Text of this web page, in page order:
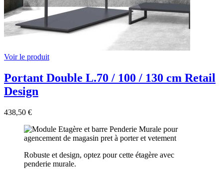
Voir le produit
Portant Double L.70 / 100 / 130 cm Retail
Design
438,50 €
Robuste et design, optez pour cette étagère avec
penderie murale.